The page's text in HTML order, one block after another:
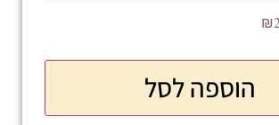
₪
הוספה לסל